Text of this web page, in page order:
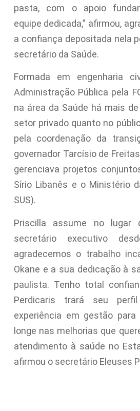
pasta, com o apoio
equipe dedicada,” afirmou,
a confiança depositada nela
secretário da Saúde.
Formada em engenharia
Administração Pública pela
na área da Saúde há mais
setor privado quanto no
pela coordenação da
governador Tarcísio de
gerenciava projetos
Sírio Libanês e o Ministério
SUS).
Priscilla assume no lugar
secretário executivo
agradecemos o trabalho
Okane e a sua dedicação à
paulista. Tenho total
Perdicaris trará seu
experiência em gestão
longe nas melhorias que
atendimento à saúde no
afirmou o secretário Eleuses